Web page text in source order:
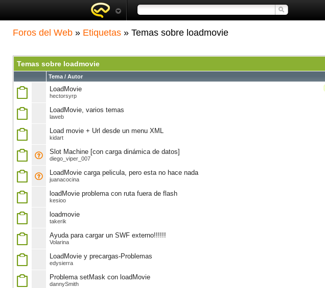
Foros del Web » Etiquetas » Temas sobre loadmovie
Temas sobre loadmovie
Tema / Autor
LoadMovie
hectorsyrp
LoadMovie, varios temas
laweb
Load movie + Url desde un menu XML
kidart
Slot Machine [con carga dinámica de datos]
diego_viper_007
LoadMovie carga pelicula, pero esta no hace nada
juanacocina
loadMovie problema con ruta fuera de flash
kesioo
loadmovie
takerik
Ayuda para cargar un SWF externo!!!!!!
Volarina
LoadMovie y precargas-Problemas
edysierra
Problema setMask con loadMovie
dannySmith